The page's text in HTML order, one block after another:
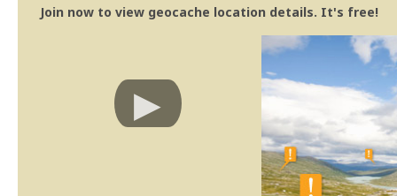
Join now to view geocache location details. It's free!